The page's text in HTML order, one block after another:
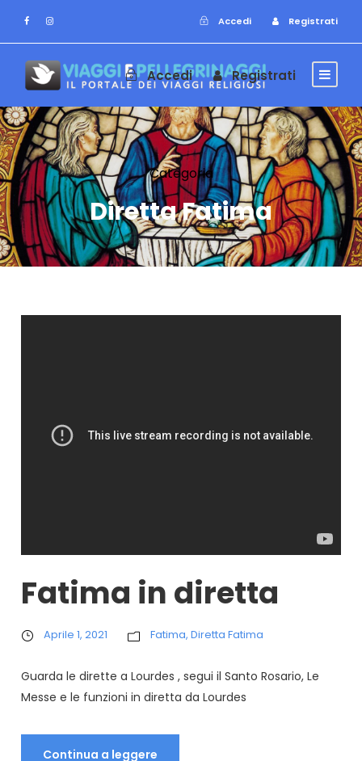
Accedi Registrati
Accedi Registrati
Categoria
Diretta Fatima
Fatima in diretta
Aprile 1, 2021 Fatima, Diretta Fatima
Guarda le dirette a Lourdes , segui il Santo Rosario, Le
Messe e le funzioni in diretta da Lourdes
Continua a leggere